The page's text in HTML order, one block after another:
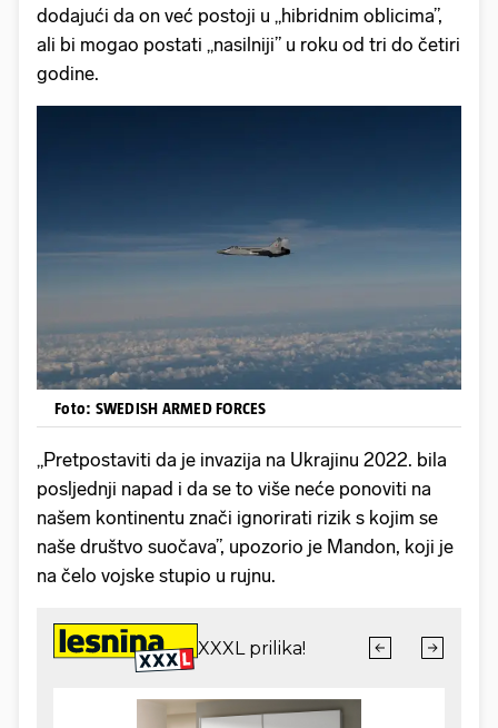
dodajući da on već postoji u „hibridnim oblicima”,
ali bi mogao postati „nasilniji” u roku od tri do četiri
godine.
Foto: SWEDISH ARMED FORCES
„Pretpostaviti da je invazija na Ukrajinu 2022. bila
posljednji napad i da se to više neće ponoviti na
našem kontinentu znači ignorirati rizik s kojim se
naše društvo suočava”, upozorio je Mandon, koji je
na čelo vojske stupio u rujnu.